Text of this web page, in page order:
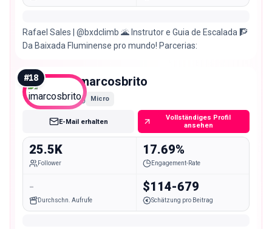
Rafael Sales | @bxdclimb 🌋 Instrutor e Guia de Escalada 🧗
Da Baixada Fluminense pro mundo! Parcerias:
#18 imarcosbrito
Micro
E-Mail erhalten
Vollständiges Profil
ansehen
25.5K
Follower
17.69%
Engagement-Rate
-
Durchschn. Aufrufe
$114-679
Schätzung pro Beitrag